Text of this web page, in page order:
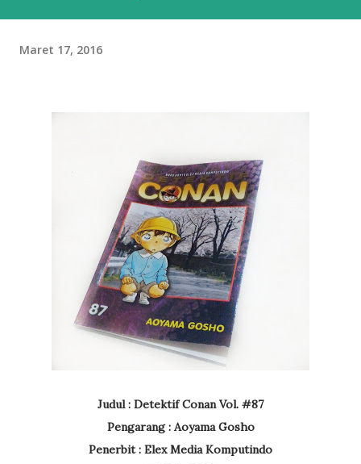
Maret 17, 2016
Judul : Detektif Conan Vol. #87
Pengarang : Aoyama Gosho
Penerbit : Elex Media Komputindo